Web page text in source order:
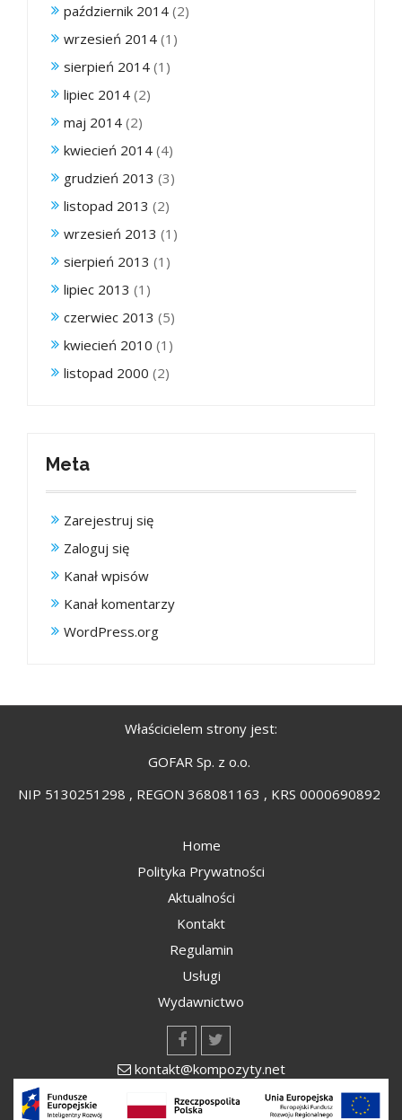
październik 2014 (2)
wrzesień 2014 (1)
sierpień 2014 (1)
lipiec 2014 (2)
maj 2014 (2)
kwiecień 2014 (4)
grudzień 2013 (3)
listopad 2013 (2)
wrzesień 2013 (1)
sierpień 2013 (1)
lipiec 2013 (1)
czerwiec 2013 (5)
kwiecień 2010 (1)
listopad 2000 (2)
Meta
Zarejestruj się
Zaloguj się
Kanał wpisów
Kanał komentarzy
WordPress.org
Właścicielem strony jest:
GOFAR Sp. z o.o.
NIP 5130251298 , REGON 368081163 , KRS 0000690892
Home
Polityka Prywatności
Aktualności
Kontakt
Regulamin
Usługi
Wydawnictwo
kontakt@kompozyty.net